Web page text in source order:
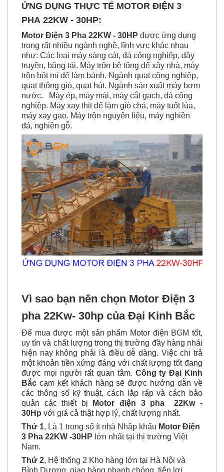
ỨNG DỤNG THỰC TẾ MOTOR ĐIỆN 3
PHA 22KW - 30HP:
Motor Điện 3 Pha 22KW - 30HP được ứng dụng
trong rất nhiều ngành nghề, lĩnh vực khác nhau
như: Các loại máy sàng cát, đá công nghiệp, dây
truyền, băng tải. Máy trộn bê tông để xây nhà, máy
trộn bột mì để làm bánh. Ngành quạt công nghiệp,
quạt thông gió, quạt hút. Ngành sản xuất máy bơm
nước.
Máy ép, máy mài, máy cắt gạch, đá công
nghiệp. Máy xay thịt để làm giò chả, máy tuốt lúa,
máy xay gạo. Máy trộn nguyên liệu, máy nghiền
đá, nghiền gỗ.
Vì sao bạn nên chọn Motor Điện 3
pha 22Kw- 30hp của Đại Kinh Bắc
Để mua được một sản phẩm Motor điện BGM tốt,
uy tín và chất lượng trong thị trường đầy hàng nhái
hiện nay không phải là điều dễ dàng. Việc chi trả
một khoản tiền xứng đáng với chất lượng tốt đang
được mọi người rất quan tâm. Công ty Đại Kinh
Bắc cam kết khách hàng sẽ được hướng dẫn về
các thông số kỹ thuật, cách lắp ráp và cách bảo
quản các thiết bị
Motor điện 3 pha 22Kw -
30Hp với giá cả thật hợp lý, chất lượng nhất.
Thứ 1, Là 1 trong số ít nhà Nhập khẩu Motor Điện
3 Pha 22KW -30HP lớn nhất tại thị trường Việt
Nam.
Thứ 2, Hệ thống 2 Kho hàng lớn tại Hà Nội và
Bình Dương, giao hàng nhanh chóng, tiện lợi.